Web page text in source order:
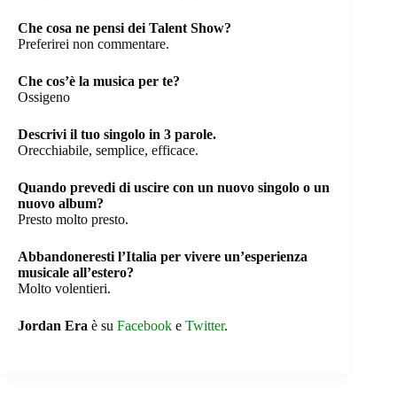
Che cosa ne pensi dei Talent Show?
Preferirei non commentare.
Che cos’è la musica per te?
Ossigeno
Descrivi il tuo singolo in 3 parole.
Orecchiabile, semplice, efficace.
Quando prevedi di uscire con un nuovo singolo o un
nuovo album?
Presto molto presto.
Abbandoneresti l’Italia per vivere un’esperienza
musicale all’estero?
Molto volentieri.
Jordan Era è su Facebook e Twitter.